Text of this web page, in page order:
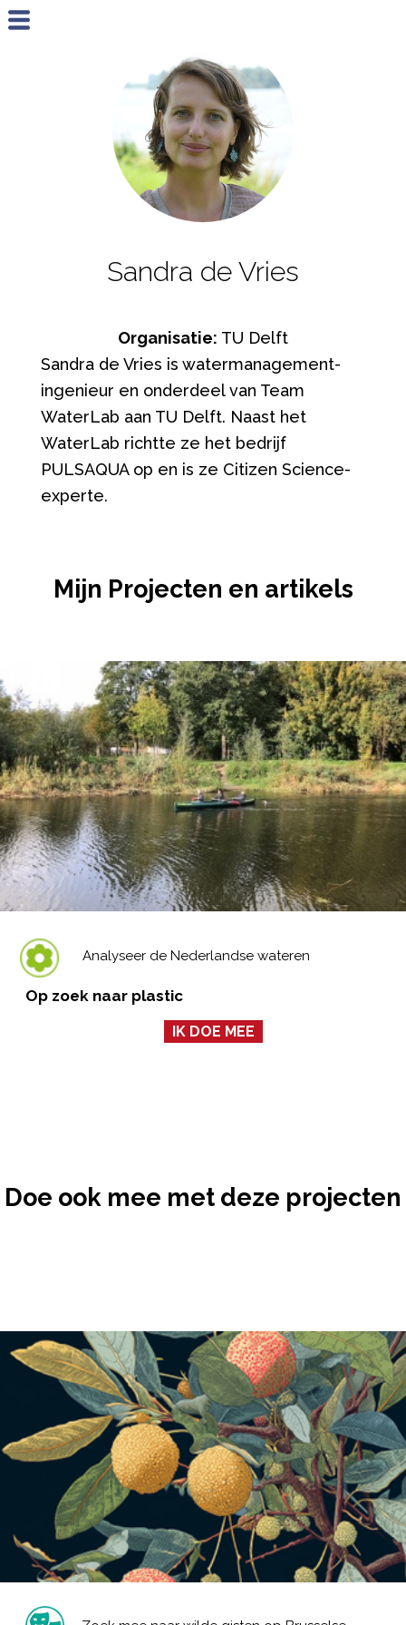
Sandra de Vries
Organisatie: TU Delft
Sandra de Vries is watermanagement-
ingenieur en onderdeel van Team
WaterLab aan TU Delft. Naast het
WaterLab richtte ze het bedrijf
PULSAQUA op en is ze Citizen Science-
experte.
Mijn Projecten en artikels
Analyseer de Nederlandse wateren
Op zoek naar plastic
IK DOE MEE
Doe ook mee met deze projecten